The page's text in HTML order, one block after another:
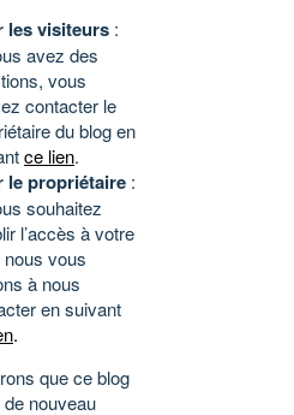
les visiteurs :
avez des
vous
contacter le
du blog en
ce lien.
le propriétaire :
souhaitez
l’accès à votre
nous vous
à nous
en suivant
.
que ce blog
nouveau